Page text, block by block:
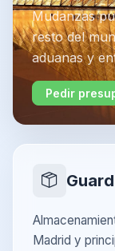
Mudanzas
resto del
aduanas y
Pedir
Madrid y